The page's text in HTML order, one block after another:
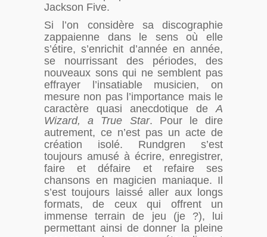
Jackson Five.
Si l’on considère sa discographie
zappaienne dans le sens où elle
s’étire, s’enrichit d’année en année,
se nourrissant des périodes, des
nouveaux sons qui ne semblent pas
effrayer l’insatiable musicien, on
mesure non pas l’importance mais le
caractère quasi anecdotique deA
Wizard, a True Star. Pour le dire
autrement, ce n’est pas un acte de
création isolé. Rundgren s’est
toujours amusé à écrire, enregistrer,
faire et défaire et refaire ses
chansons en magicien maniaque. Il
s’est toujours laissé aller aux longs
formats, de ceux qui offrent un
immense terrain de jeu (je ?), lui
permettant ainsi de donner la pleine